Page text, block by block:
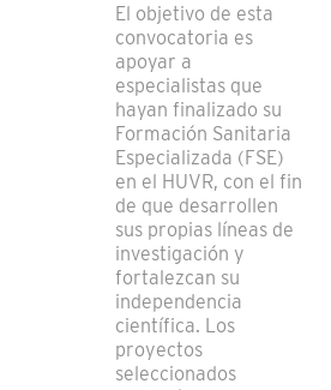
El objetivo de esta
convocatoria es
apoyar a
especialistas que
hayan finalizado su
Formación Sanitaria
Especializada (FSE)
en el HUVR, con el fin
de que desarrollen
sus propias líneas de
investigación y
fortalezcan su
independencia
científica. Los
proyectos
seleccionados